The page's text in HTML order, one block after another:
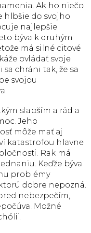
Ak ho niečo
hlbšie do svojho
najlepšie
býva k druhým
má silné citové
ovládať svoje
chráni tak, že sa
svojou
slabším a rád a
Jeho
môže mať aj
katastrofou hlavne
Rak má
Keďže býva
problémy
dobre nepozná.
nebezpečím,
Možné